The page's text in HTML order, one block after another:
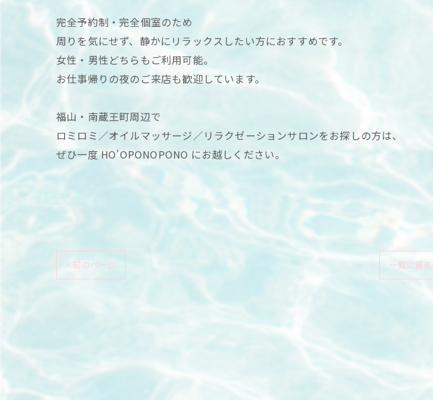
完全予約制・完全個室のため
周りを気にせず、静かにリラックスしたい方におすすめです。
女性・男性どちらもご利用可能。
お仕事帰りの夜のご来店も歓迎しています。
福山・南蔵王町周辺で
ロミロミ／オイルマッサージ／リラクゼーションサロンをお探しの方は、
ぜひ一度 HO’OPONOPONO にお越しください。
< 前のページ 一覧に戻る